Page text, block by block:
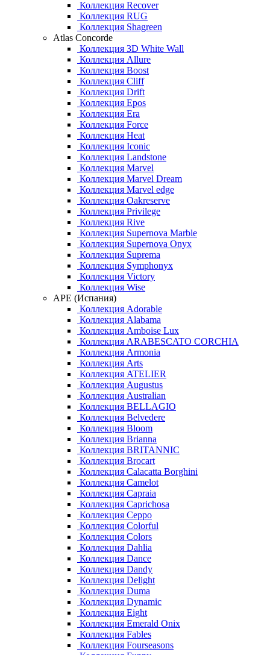
Коллекция Recover
Коллекция RUG
Коллекция Shagreen
Atlas Concorde
Коллекция 3D White Wall
Коллекция Allure
Коллекция Boost
Коллекция Cliff
Коллекция Drift
Коллекция Epos
Коллекция Era
Коллекция Force
Коллекция Heat
Коллекция Iconic
Коллекция Landstone
Коллекция Marvel
Коллекция Marvel Dream
Коллекция Marvel edge
Коллекция Oakreserve
Коллекция Privilege
Коллекция Rive
Коллекция Supernova Marble
Коллекция Supernova Onyx
Коллекция Suprema
Коллекция Symphonyx
Коллекция Victory
Коллекция Wise
APE (Испания)
Коллекция Adorable
Коллекция Alabama
Коллекция Amboise Lux
Коллекция ARABESCATO CORCHIA
Коллекция Armonia
Коллекция Arts
Коллекция ATELIER
Коллекция Augustus
Коллекция Australian
Коллекция BELLAGIO
Коллекция Belvedere
Коллекция Bloom
Коллекция Brianna
Коллекция BRITANNIC
Коллекция Brocart
Коллекция Calacatta Borghini
Коллекция Camelot
Коллекция Capraia
Коллекция Caprichosa
Коллекция Ceppo
Коллекция Colorful
Коллекция Colors
Коллекция Dahlia
Коллекция Dance
Коллекция Dandy
Коллекция Delight
Коллекция Duma
Коллекция Dynamic
Коллекция Eight
Коллекция Emerald Onix
Коллекция Fables
Коллекция Fourseasons